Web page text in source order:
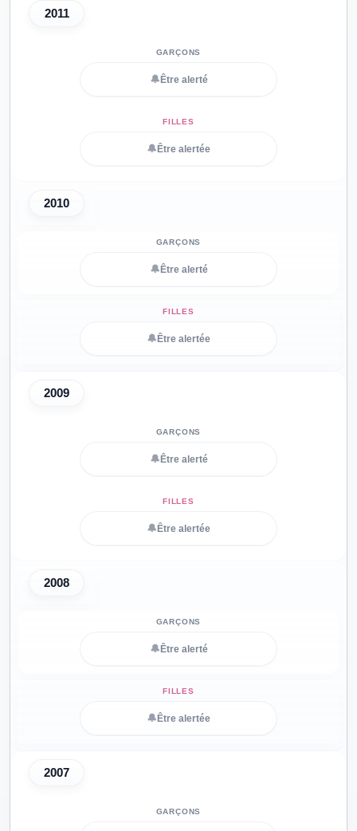
2011
🔔 Être alerté
🔔 Être alertée
2010
🔔 Être alerté
🔔 Être alertée
2009
🔔 Être alerté
🔔 Être alertée
2008
🔔 Être alerté
🔔 Être alertée
2007